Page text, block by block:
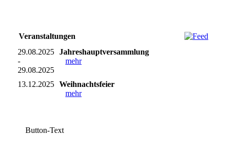
Veranstaltungen
29.08.2025
-
29.08.2025
Jahreshauptversammlung
mehr
13.12.2025 Weihnachtsfeier
mehr
Button-Text